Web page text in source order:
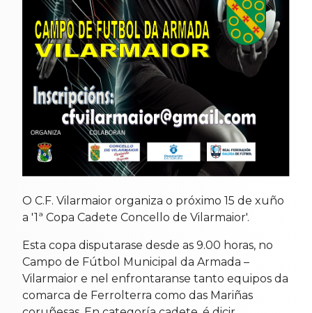
O C.F. Vilarmaior organiza o próximo 15 de xuño
a '1ª Copa Cadete Concello de Vilarmaior'.
Esta copa disputarase desde as 9.00 horas, no
Campo de Fútbol Municipal da Armada –
Vilarmaior e nel enfrontaranse tanto equipos da
comarca de Ferrolterra como das Mariñas